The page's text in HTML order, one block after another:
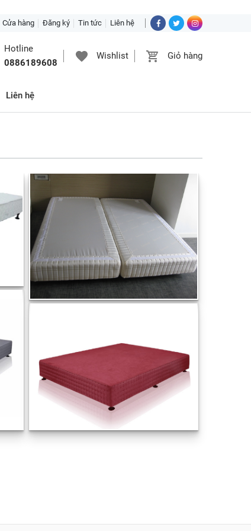
Cửa hàng Đăng ký Tin tức Liên hệ
Hotline
0886189608
Wishlist Giỏ hàng
Liên hệ